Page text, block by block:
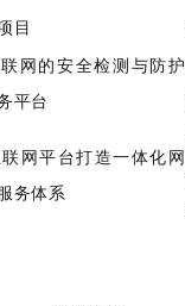
目
网的安全检测与防护
平台
网平台打造一体化网
务体系